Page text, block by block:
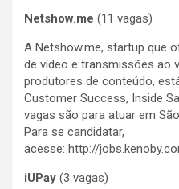
Netshow.me (11 vagas)
A Netshow.me, startup que
de vídeo e transmissões ao
produtores de conteúdo,
Customer Success, Inside
vagas são para atuar em
Para se candidatar,
acesse: http://
iUPay (3 vagas)